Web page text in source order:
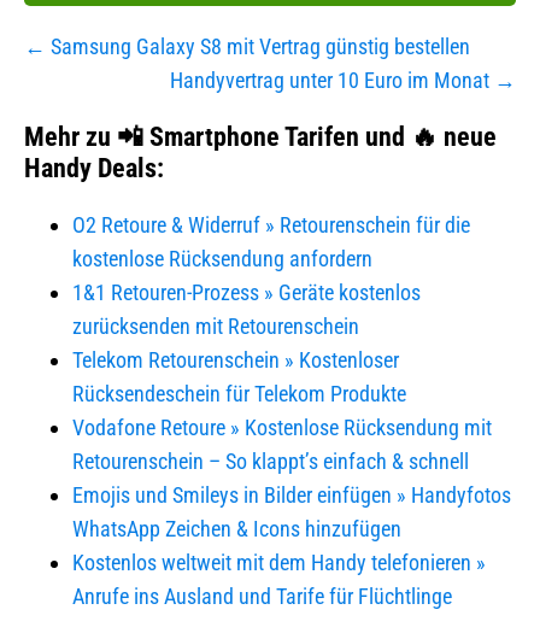
Beitragsnavigation
← Samsung Galaxy S8 mit Vertrag günstig bestellen
Handyvertrag unter 10 Euro im Monat →
Mehr zu 📲 Smartphone Tarifen und 🔥 neue
Handy Deals:
O2 Retoure & Widerruf » Retourenschein für die
kostenlose Rücksendung anfordern
1&1 Retouren-Prozess » Geräte kostenlos
zurücksenden mit Retourenschein
Telekom Retourenschein » Kostenloser
Rücksendeschein für Telekom Produkte
Vodafone Retoure » Kostenlose Rücksendung mit
Retourenschein – So klappt’s einfach & schnell
Emojis und Smileys in Bilder einfügen » Handyfotos
WhatsApp Zeichen & Icons hinzufügen
Kostenlos weltweit mit dem Handy telefonieren »
Anrufe ins Ausland und Tarife für Flüchtlinge